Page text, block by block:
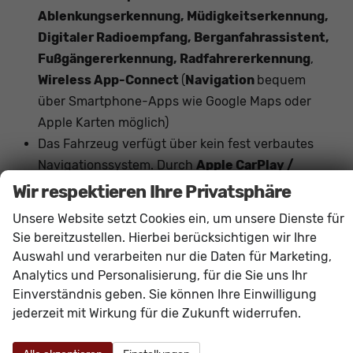
Ablenkungserkennung, Müdigkeitserkennung,
Digitaler Radioempfang, Berganfahrassistent,
Fußgängererkennung, Radfahrererkennung,
Wireless App-Connect ( Navigation bequem
über Smartphone-Apps wie Google Maps oder
Apple Karten möglich)
Das Fahrzeug verfügt über kein fest verbautes
Navigationssystem. Durch Apple CarPlay /
Android Autoist jedoch eineNavigationüber
oder Apple Karten) über den Fahrzeugbildschirm
möglich.
Innen
Armlehnen
Mittelarmlehne, Fahrer
Fensterheber
Wir respektieren Ihre Privatsphäre
Unsere Website setzt Cookies ein, um unsere Dienste für
Sie bereitzustellen. Hierbei berücksichtigen wir Ihre
Auswahl und verarbeiten nur die Daten für Marketing,
Analytics und Personalisierung, für die Sie uns Ihr
Einverständnis geben. Sie können Ihre Einwilligung
jederzeit mit Wirkung für die Zukunft widerrufen.